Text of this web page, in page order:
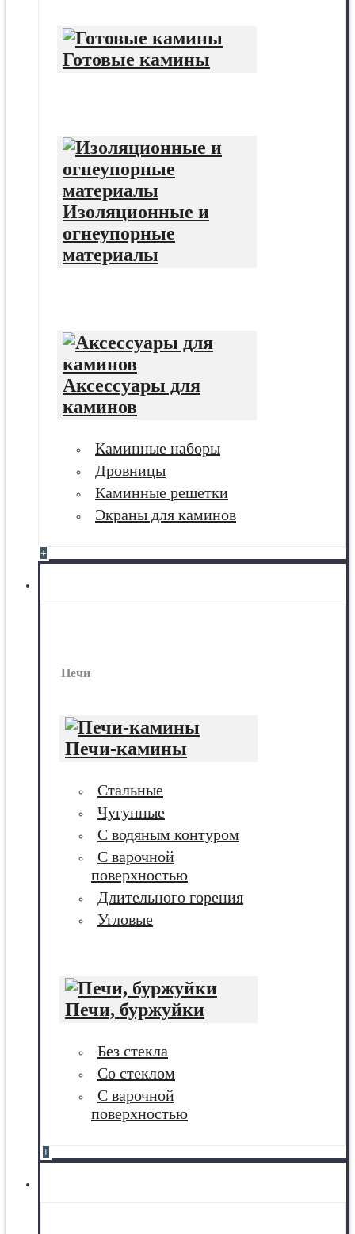
Готовые камины
Изоляционные и
огнеупорные
материалы
Аксессуары для
каминов
Каминные наборы
Дровницы
Каминные решетки
Экраны для каминов
+
Печи
Печи-камины
Стальные
Чугунные
С водяным контуром
С варочной
поверхностью
Длительного горения
Угловые
Печи, буржуйки
Без стекла
Со стеклом
С варочной
поверхностью
+